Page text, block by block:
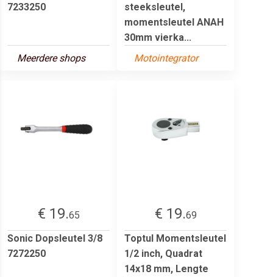
7233250
Meerdere shops
steeksleutel,
momentsleutel ANAH
30mm vierka...
Motointegrator
€ 19.65
Sonic Dopsleutel 3/8
7272250
€ 19.69
Toptul Momentsleutel
1/2 inch, Quadrat
14x18 mm, Lengte